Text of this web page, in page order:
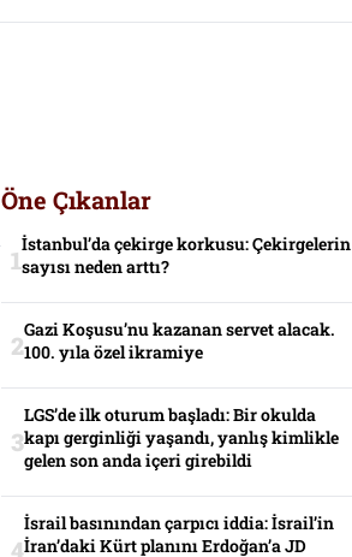
Öne Çıkanlar
İstanbul’da çekirge korkusu: Çekirgelerin
sayısı neden arttı?
Gazi Koşusu’nu kazanan servet alacak.
100. yıla özel ikramiye
LGS’de ilk oturum başladı: Bir okulda
kapı gerginliği yaşandı, yanlış kimlikle
gelen son anda içeri girebildi
İsrail basınından çarpıcı iddia: İsrail’in
İran’daki Kürt planını Erdoğan’a JD